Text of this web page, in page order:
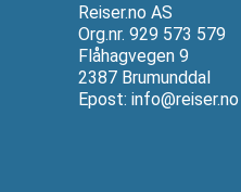
Reiser.no AS
Org.nr. 929 573 579
Flåhagvegen 9
2387 Brumunddal
Epost: info@reiser.no